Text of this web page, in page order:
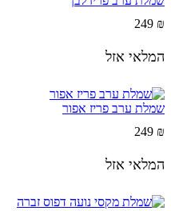
249 ₪
המלאי אזל
שמלת ערב פריז אפור
249 ₪
המלאי אזל